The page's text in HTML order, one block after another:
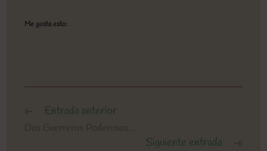
Me gusta esto:
Leer
artículos
Entrada anterior
Dos Guerreros Poderosos…
Siguiente entrada